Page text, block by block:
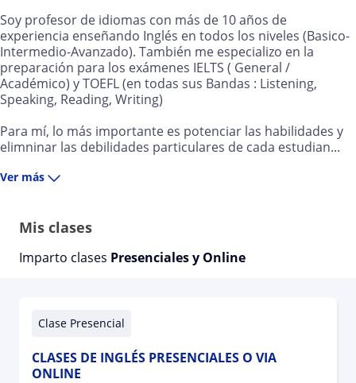
Soy profesor de idiomas con más de 10 años de
experiencia enseñando Inglés en todos los niveles (Basico-
Intermedio-Avanzado). También me especializo en la
preparación para los exámenes IELTS ( General /
Académico) y TOEFL (en todas sus Bandas : Listening,
Speaking, Reading, Writing)
Para mí, lo más importante es potenciar las habilidades y
elimninar las debilidades particulares de cada estudian...
Ver más
Mis clases
Imparto clases Presenciales y Online
Clase Presencial
CLASES DE INGLÉS PRESENCIALES O VIA
ONLINE